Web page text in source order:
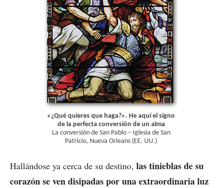
«¿Qué quieres que haga?». He aquí el signo
de la perfecta conversión de un alma
La conversión de San Pablo – Iglesia de San
Patricio, Nueva Orleans (EE. UU.)
Hallándose ya cerca de su destino, las tinieblas de su
corazón se ven disipadas por una extraordinaria luz